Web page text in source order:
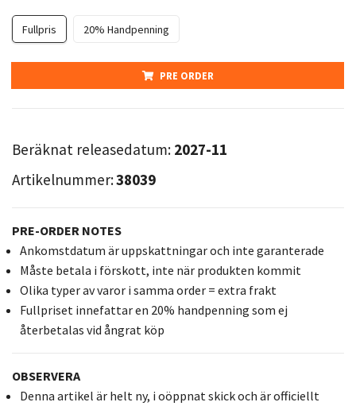
Fullpris 20% Handpenning
PRE ORDER
Beräknat releasedatum: 2027-11
Artikelnummer:38039
PRE-ORDER NOTES
Ankomstdatum är uppskattningar och inte garanterade
Måste betala i förskott, inte när produkten kommit
Olika typer av varor i samma order = extra frakt
Fullpriset innefattar en 20% handpenning som ej
återbetalas vid ångrat köp
OBSERVERA
Denna artikel är helt ny, i oöppnat skick och är officiellt